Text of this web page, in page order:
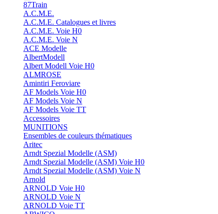
87Train
A.C.M.E.
A.C.M.E. Catalogues et livres
A.C.M.E. Voie H0
A.C.M.E. Voie N
ACE Modelle
AlbertModell
Albert Modell Voie H0
ALMROSE
Amintiri Feroviare
AF Models Voie H0
AF Models Voie N
AF Models Voie TT
Accessoires
MUNITIONS
Ensembles de couleurs thématiques
Aritec
Arndt Spezial Modelle (ASM)
Arndt Spezial Modelle (ASM) Voie H0
Arndt Spezial Modelle (ASM) Voie N
Arnold
ARNOLD Voie H0
ARNOLD Voie N
ARNOLD Voie TT